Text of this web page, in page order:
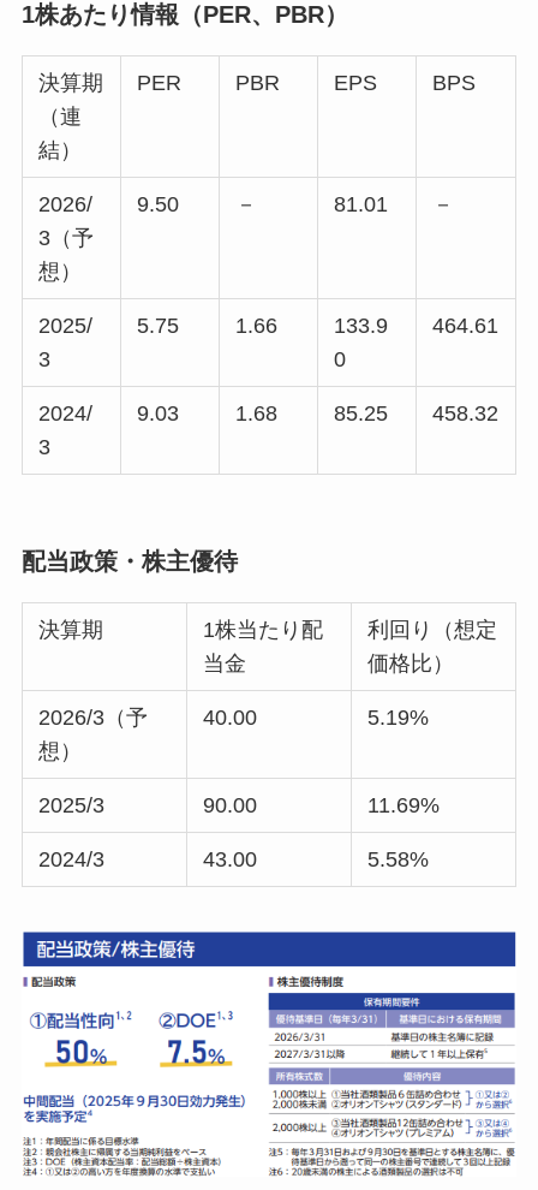
1株あたり情報（PER、PBR）
決算期
（連
結）
PER PBR EPS BPS
2026/
3（予
想）
9.50 － 81.01 －
2025/
3
5.75 1.66
133.9
0
464.61
2024/
3
9.03 1.68 85.25 458.32
配当政策・株主優待
決算期
1株当たり配
当金
利回り（想定
価格比）
2026/3（予
想）
40.00 5.19%
2025/3 90.00 11.69%
2024/3 43.00 5.58%